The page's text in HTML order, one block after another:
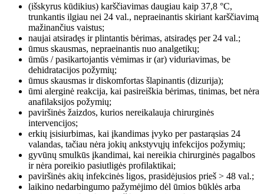
(išskyrus kūdikius) karščiavimas daugiau kaip 37,8 °C,
trunkantis ilgiau nei 24 val., nepraeinantis skiriant karščiavimą
mažinančius vaistus;
naujai atsiradęs ir plintantis bėrimas, atsiradęs per 24 val.;
ūmus skausmas, nepraeinantis nuo analgetikų;
ūmūs / pasikartojantis vėmimas ir (ar) viduriavimas, be
dehidratacijos požymių;
ūmus skausmas ir diskomfortas šlapinantis (dizurija);
ūmi alerginė reakcija, kai pasireiškia bėrimas, tinimas, bet nėra
anafilaksijos požymių;
paviršinės žaizdos, kurios nereikalauja chirurginės
intervencijos;
erkių įsisiurbimas, kai įkandimas įvyko per pastarąsias 24
valandas, tačiau nėra jokių ankstyvųjų infekcijos požymių;
gyvūnų smulkūs įkandimai, kai nereikia chirurginės pagalbos
ir nėra poreikio pasiutligės profilaktikai;
paviršinės akių infekcinės ligos, prasidėjusios prieš > 48 val.;
laikino nedarbingumo pažymėjimo dėl ūmios būklės arba